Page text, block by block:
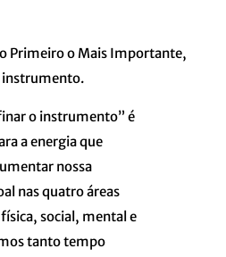
Primeiro o Mais Importante,
instrumento.
o instrumento” é
a energia que
nossa
nas quatro áreas
social, mental e
tanto tempo